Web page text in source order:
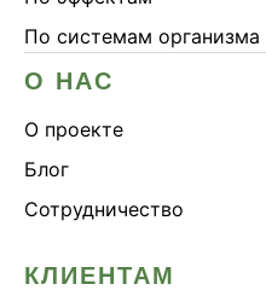
По системам организма
О НАС
О проекте
Блог
Сотрудничество
КЛИЕНТАМ